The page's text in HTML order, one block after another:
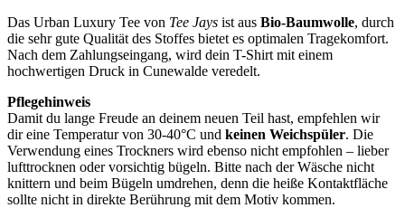
Das Urban Luxury Tee von Tee Jays ist aus Bio-Baumwolle, durch
die sehr gute Qualität des Stoffes bietet es optimalen Tragekomfort.
Nach dem Zahlungseingang, wird dein T-Shirt mit einem
hochwertigen Druck in Cunewalde veredelt.
Pflegehinweis
Damit du lange Freude an deinem neuen Teil hast, empfehlen wir
dir eine Temperatur von 30-40°C und keinen Weichspüler. Die
Verwendung eines Trockners wird ebenso nicht empfohlen – lieber
lufttrocknen oder vorsichtig bügeln. Bitte nach der Wäsche nicht
knittern und beim Bügeln umdrehen, denn die heiße Kontaktfläche
sollte nicht in direkte Berührung mit dem Motiv kommen.